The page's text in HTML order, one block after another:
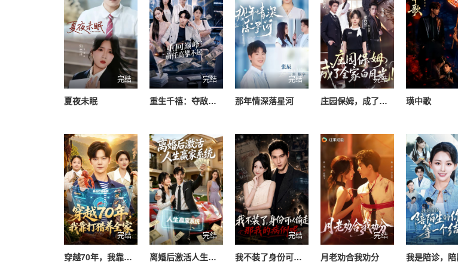
完结
夏夜未眠
完结
重生千禧：夺敌所爱做首富
完结
那年情深落星河
完结
庄园保姆，成了全家白月光 璜中歌
完结
穿越70年，我靠打猎养全家
完结
离婚后激活人生赢家系统
完结
我不装了身份可以偷走那我的病例呢
完结
月老劝合我劝分